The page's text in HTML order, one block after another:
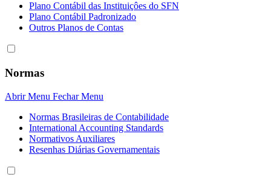
Plano Contábil das Instituiçôes do SFN
Plano Contábil Padronizado
Outros Planos de Contas
Normas
Abrir Menu Fechar Menu
Normas Brasileiras de Contabilidade
International Accounting Standards
Normativos Auxiliares
Resenhas Diárias Governamentais